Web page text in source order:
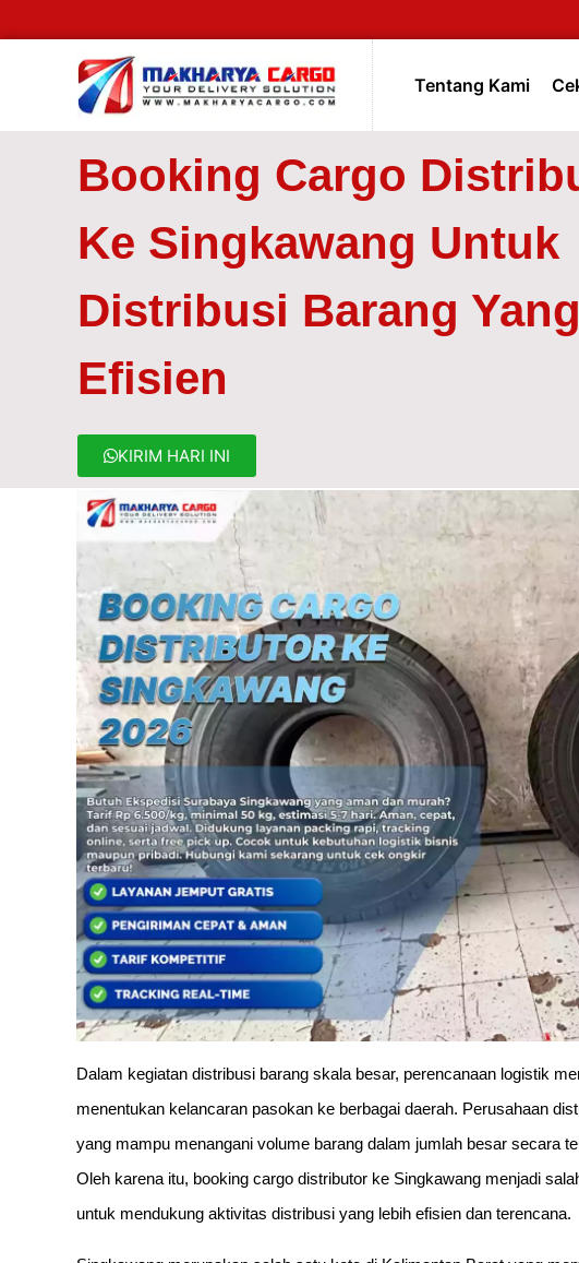
Tentang Kami
Booking Cargo
Ke Singkawang Untuk
Distribusi Barang
Efisien
KIRIM HARI INI
Dalam kegiatan distribusi barang skala besar, perencanaan logistik
menentukan kelancaran pasokan ke berbagai daerah. Perusahaan
yang mampu menangani volume barang dalam jumlah besar secara
Oleh karena itu, booking cargo distributor ke Singkawang menjadi
untuk mendukung aktivitas distribusi yang lebih efisien dan terencana.